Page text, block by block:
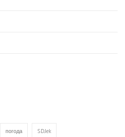
погода SDJek